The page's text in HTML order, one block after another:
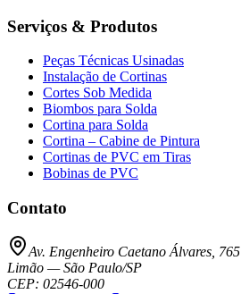
Serviços & Produtos
Peças Técnicas Usinadas
Instalação de Cortinas
Cortes Sob Medida
Biombos para Solda
Cortina para Solda
Cortina – Cabine de Pintura
Cortinas de PVC em Tiras
Bobinas de PVC
Contato
Av. Engenheiro Caetano Álvares, 765
Limão —São Paulo/SP
CEP: 02546-000